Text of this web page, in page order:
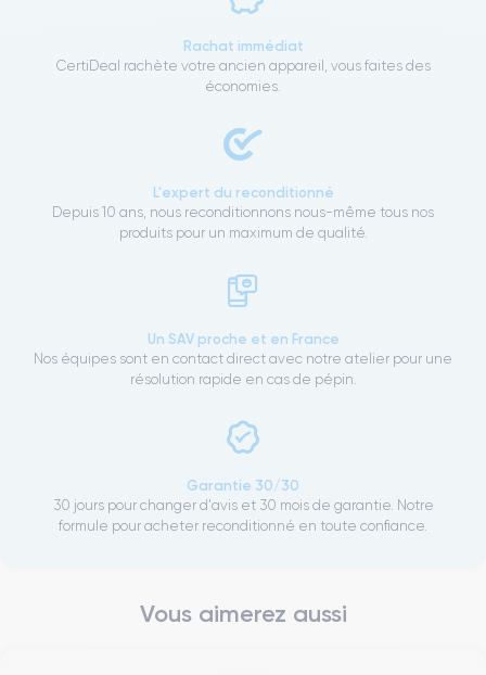
Rachat immédiat
CertiDeal rachète votre ancien appareil, vous faites des
économies.
L'expert du reconditionné
Depuis 10 ans, nous reconditionnons nous-même tous nos
produits pour un maximum de qualité.
Un SAV proche et en France
Nos équipes sont en contact direct avec notre atelier pour une
résolution rapide en cas de pépin.
Garantie 30/30
30 jours pour changer d'avis et 30 mois de garantie. Notre
formule pour acheter reconditionné en toute confiance.
Vous aimerez aussi